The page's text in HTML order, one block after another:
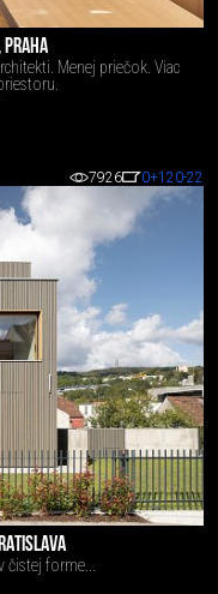
PRAHA
Menej priečok. Viac
7926 0+120-22
čistej forme...